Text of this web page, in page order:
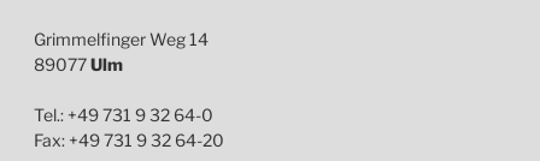
Grimmelfinger Weg 14
89077Ulm
Tel.: +49 731 9 32 64-0
Fax: +49 731 9 32 64-20